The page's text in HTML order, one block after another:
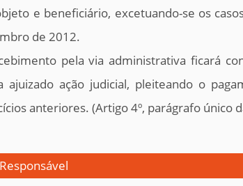
e beneficiário, excetuando-se os
de 2012.
pela via administrativa ficará
ajuizado ação judicial, pleiteando o
anteriores. (Artigo 4º, parágrafo único